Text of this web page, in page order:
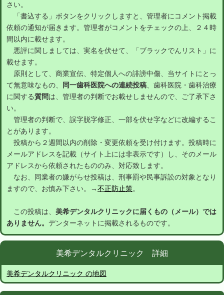
さい。
「書込する」ボタンをクリックしますと、管理者にコメント掲載
依頼の通知が届きます。管理者がコメントをチェックの上、２４時
間以内に載せます。
悪評に関しましては、実名を伏せて、「ブラックでんリスト」に
載せます。
原則として、商業宣伝、特定個人への誹謗中傷、当サイトにとっ
て無意味なもの、
同一歯科医院への連続投稿、歯科医院・歯科治療
に関する質問は、管理者の判断でお載せしませんので、ご了承下さ
い。
管理者の判断で、誤字脱字修正、一部を伏せ字などに改編するこ
とがあります。
投稿から２週間以内の削除・変更依頼を受け付けます。投稿時に
メールアドレスを記載（サイト上には非表示です）し、そのメール
アドレスから依頼されたもののみ、対応致します。
なお、同業者の嫌がらせ投稿は、刑事罰や民事訴訟の対象となり
ますので、お慎み下さい。→不正防止策。
この投稿は、 美希デンタルクリニックに届くもの（メール）では
ありません。 デンターネットに掲載されるものです。
美希デンタルクリニック 詳細
美希デンタルクリニック の地図